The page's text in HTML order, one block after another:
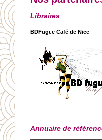
Libraires
BDFugue Café de Nice
Annuaire de